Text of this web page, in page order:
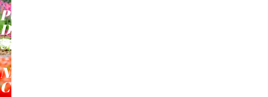
PUT
DO
SREĆE
-
NAŠE
CVEĆE